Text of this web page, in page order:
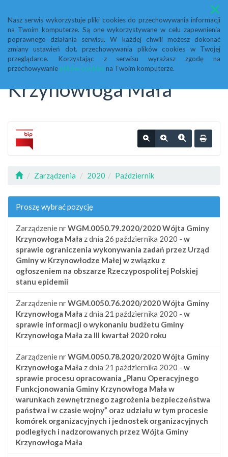
Nasz serwis wykorzystuje pliki cookies do przechowywania informacji
na Twoim komputerze. Są one wykorzystywane w celu zapewnienia
poprawnego działania serwisu. W każdej chwili możesz dokonać
zmiany ustawień dot. przechowywania plików cookies w Twojej
przeglądarce. Korzystając z serwisu wyrażasz zgodę na
przechowywanie plików cookiesna Twoim komputerze.
Menu
Biuletyn Informacji
Publicznej Urząd Gminy
Krzynowłoga Mała
Zarządzenia 2020 Październik
Proszę wybrać pozycję
Zarządzenie nrWGM.0050.79.2020/2020Wójta Gminy
Krzynowłoga Mała z dnia 26 października 2020 - w
sprawie ograniczenia wykonywania zadań przez Urząd
Gminy w Krzynowłodze Małej w związku z
ogłoszeniem na obszarze Rzeczypospolitej Polskiej
stanu epidemii
Zarządzenie nrWGM.0050.76.2020/2020Wójta Gminy
Krzynowłoga Mała z dnia 21 października 2020 - w
sprawie informacji o wykonaniu budżetu Gminy
Krzynowłoga Mała za III kwartał 2020 roku
Zarządzenie nrWGM.0050.78.2020/2020Wójta Gminy
Krzynowłoga Mała z dnia 21 października 2020 - w
sprawie procesu opracowania „Planu Operacyjnego
Funkcjonowania Gminy Krzynowłoga Mała w
warunkach zewnętrznego zagrożenia bezpieczeństwa
państwa i w czasie wojny” oraz udziału w tym procesie
komórek organizacyjnych i jednostek organizacyjnych
podległych i nadzorowanych przez Wójta Gminy
Krzynowłoga Mała